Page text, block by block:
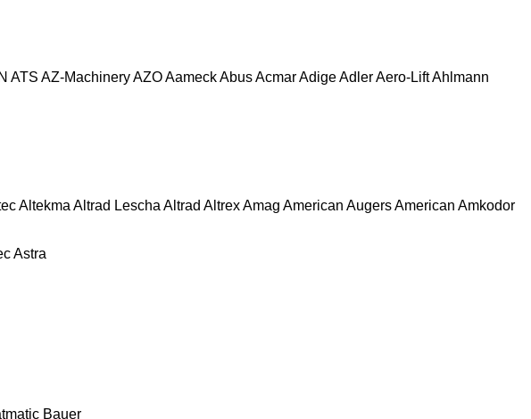
ATS AZ-MachineryAZOAameckAbusAcmarAdigeAdlerAero-LiftAhlmann
Altekma Altrad Lescha Altrad AltrexAmag American AugersAmerican Amkodor
Astra
Bauer